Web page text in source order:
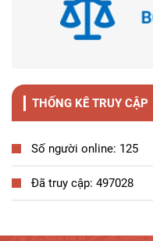
THỐNG KÊ TRUY CẬP
Số người online: 125
Đã truy cập: 497028